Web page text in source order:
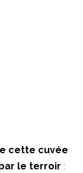
cette cuvée
le terroir :